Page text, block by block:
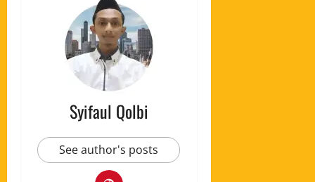
Syifaul Qolbi
See author's posts